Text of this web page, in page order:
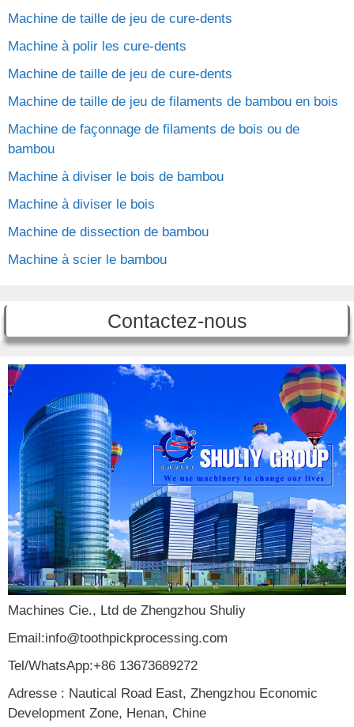
Machine de taille de jeu de cure-dents
Machine à polir les cure-dents
Machine de taille de jeu de cure-dents
Machine de taille de jeu de filaments de bambou en bois
Machine de façonnage de filaments de bois ou de
bambou
Machine à diviser le bois de bambou
Machine à diviser le bois
Machine de dissection de bambou
Machine à scier le bambou
Contactez-nous
Machines Cie., Ltd de Zhengzhou Shuliy
Email:info@toothpickprocessing.com
Tel/WhatsApp:+86 13673689272
Adresse : Nautical Road East, Zhengzhou Economic
Development Zone, Henan, Chine